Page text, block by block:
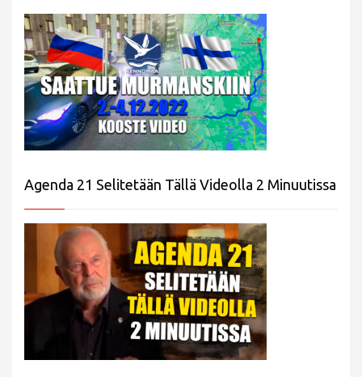
Agenda 21 Selitetään Tällä Videolla 2 Minuutissa